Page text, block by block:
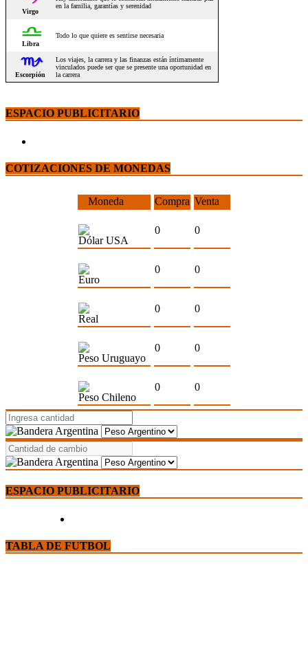
ESPACIO PUBLICITARIO
COTIZACIONES DE MONEDAS
Moneda Compra Venta
Dólar USA
0 0
Euro
0 0
Real
0 0
Peso Uruguayo
0 0
Peso Chileno
0 0
ESPACIO PUBLICITARIO
TABLA DE FUTBOL